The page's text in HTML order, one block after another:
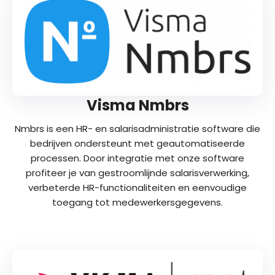
Visma Nmbrs
Nmbrs is een HR- en salarisadministratie software die
bedrijven ondersteunt met geautomatiseerde
processen. Door integratie met onze software
profiteer je van gestroomlijnde salarisverwerking,
verbeterde HR-functionaliteiten en eenvoudige
toegang tot medewerkersgegevens.